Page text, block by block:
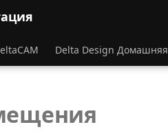
Delta Design Домашняя